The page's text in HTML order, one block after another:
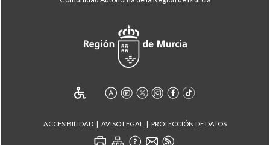
ACCESIBILIDAD AVISO LEGAL PROTECCIÓN DE DATOS